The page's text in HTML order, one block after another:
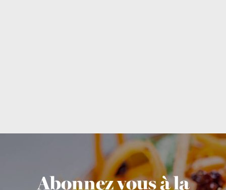
Abonnez vous à la